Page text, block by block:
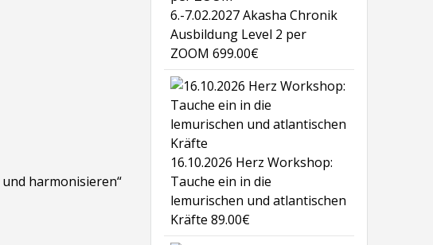
harmonisieren“
6.-7.02.2027 Akasha Chronik
Ausbildung Level 2 per
ZOOM 699.00€
16.10.2026 Herz Workshop:
Tauche ein in die
lemurischen und atlantischen
Kräfte 89.00€